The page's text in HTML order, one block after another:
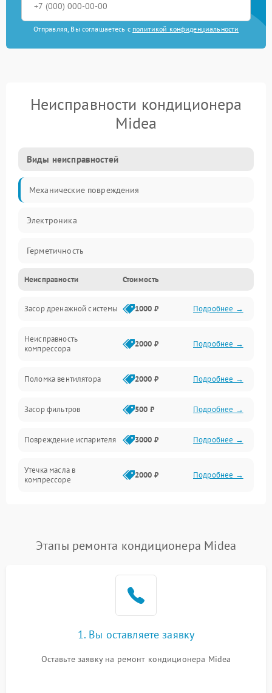
Отправляя, Вы соглашаетесь с политикой конфиденциальности
Неисправности кондиционера
Midea
Виды неисправностей
Механические повреждения
Электроника
Герметичность
Механика
Управление
Электропитание
Неисправности Стоимость
Засор дренажной системы 1000 ₽ Подробнее →
Неисправность
компрессора
2000 ₽ Подробнее →
Поломка вентилятора 2000 ₽ Подробнее →
Засор фильтров 500 ₽ Подробнее →
Повреждение испарителя 3000 ₽ Подробнее →
Утечка масла в
компрессоре
2000 ₽ Подробнее →
Неисправность
2000 ₽
1500 ₽
Повреждение корпуса
Этапы ремонта кондиционера Midea
1. Вы оставляете заявку
Оставьте заявку на ремонт кондиционера Midea